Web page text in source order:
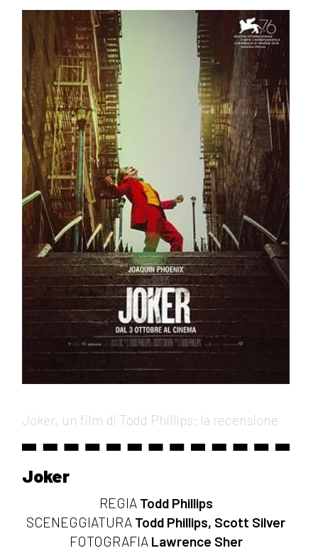
Joker, un film di Todd Phillips: la recensione
Joker
REGIA Todd Phillips
SCENEGGIATURA Todd Phillips, Scott Silver
FOTOGRAFIA Lawrence Sher